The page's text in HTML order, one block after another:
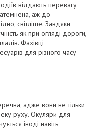
віддають перевагу
аж до
світліше. Завдяки
як при огляді дороги,
Фахівці
для різного часу
адже вони не тільки
руху. Окуляри для
іноді навіть